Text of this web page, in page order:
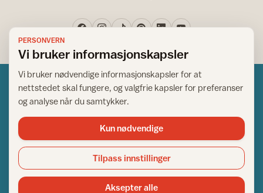
Norsk råd for hjem og bygg
Copyright © 1995-2026. All Rights Reserved.
Ansvarlig redaktør: Helge Bod Vangen
Utgiver: IFI - Norsk råd for hjem og bygg
PERSONVERN
Vi bruker informasjonskapsler
Vi bruker nødvendige informasjonskapsler for at
nettstedet skal fungere, og valgfrie kapsler for preferanser
og analyse når du samtykker.
Kun nødvendige
Tilpass innstillinger
Aksepter alle